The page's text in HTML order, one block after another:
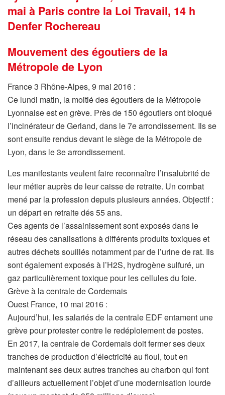
mai à Paris contre la Loi Travail, 14 h
Denfer Rochereau
Mouvement des égoutiers de la
Métropole de Lyon
France 3 Rhône-Alpes, 9 mai 2016 :
Ce lundi matin, la moitié des égoutiers de la Métropole
Lyonnaise est en grève. Près de 150 égoutiers ont bloqué
l’incinérateur de Gerland, dans le 7e arrondissement. Ils se
sont ensuite rendus devant le siège de la Métropole de
Lyon, dans le 3e arrondissement.
Les manifestants veulent faire reconnaître l’insalubrité de
leur métier auprès de leur caisse de retraite. Un combat
mené par la profession depuis plusieurs années. Objectif :
un départ en retraite dés 55 ans.
Ces agents de l’assainissement sont exposés dans le
réseau des canalisations à différents produits toxiques et
autres déchets souillés notamment par de l’urine de rat. Ils
sont également exposés à l’H2S, hydrogène sulfuré, un
gaz particulièrement toxique pour les cellules du foie.
Grève à la centrale de Cordemais
Ouest France, 10 mai 2016 :
Aujourd’hui, les salariés de la centrale EDF entament une
grève pour protester contre le redéploiement de postes.
En 2017, la centrale de Cordemais doit fermer ses deux
tranches de production d’électricité au fioul, tout en
maintenant ses deux autres tranches au charbon qui font
d’ailleurs actuellement l’objet d’une modernisation lourde